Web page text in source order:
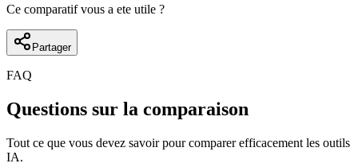
Ce comparatif vous a ete utile ?
Partager
FAQ
Questions sur la comparaison
Tout ce que vous devez savoir pour comparer efficacement les outils
IA.